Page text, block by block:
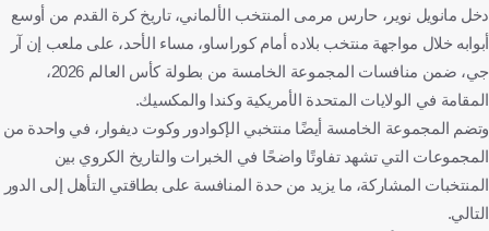
دخل مانويل نوير، حارس مرمى المنتخب الألماني، تاريخ كرة القدم من أوسع
أبوابه خلال مواجهة منتخب بلاده أمام كوراساو، مساء الأحد، على ملعب إن آر
جي، ضمن منافسات المجموعة الخامسة من بطولة كأس العالم 2026،
المقامة في الولايات المتحدة الأمريكية وكندا والمكسيك.
وتضم المجموعة الخامسة أيضًا منتخبي الإكوادور وكوت ديفوار، في واحدة من
المجموعات التي تشهد تفاوتًا واضحًا في الخبرات والتاريخ الكروي بين
المنتخبات المشاركة، ما يزيد من حدة المنافسة على بطاقتي التأهل إلى الدور
التالي.